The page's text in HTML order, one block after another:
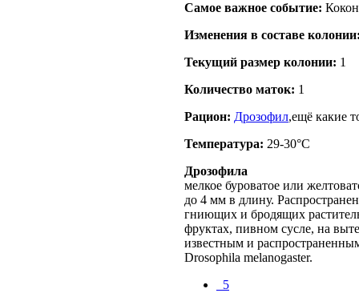
Самое важное событие:
Изменения в составе
Текущий размер кoлонии: 1
Количество маток: 1
Рацион: Дрозофил,ещё какие
Температура: 29-30°C
Дрозофила
мелкое буроватое или
до 4 мм в длину.
гниющих и бродящих
фруктах, пивном сусле, на
известным и
Drosophila melanogaster.
_5